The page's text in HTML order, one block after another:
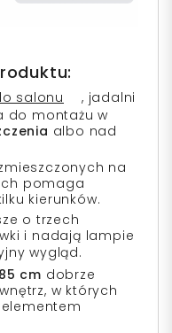
salonu
, jadalni
do montażu w
albo nad
na
pomaga
kierunków.
o trzech
i nadają lampie
wygląd.
cm dobrze
w których